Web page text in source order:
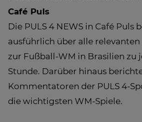
Café Puls
Die PULS 4 NEWS in Café Puls
ausführlich über alle
zur Fußball-WM in Brasilien zu
Stunde. Darüber hinaus
Kommentatoren der PULS 4-
die wichtigsten WM-Spiele.